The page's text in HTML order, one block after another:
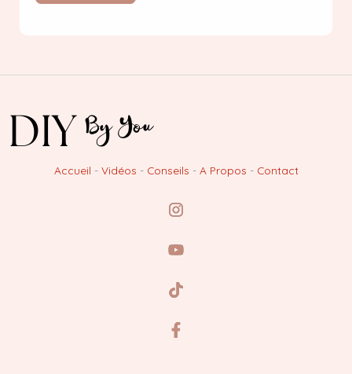
Accueil - Vidéos - Conseils - A Propos - Contact